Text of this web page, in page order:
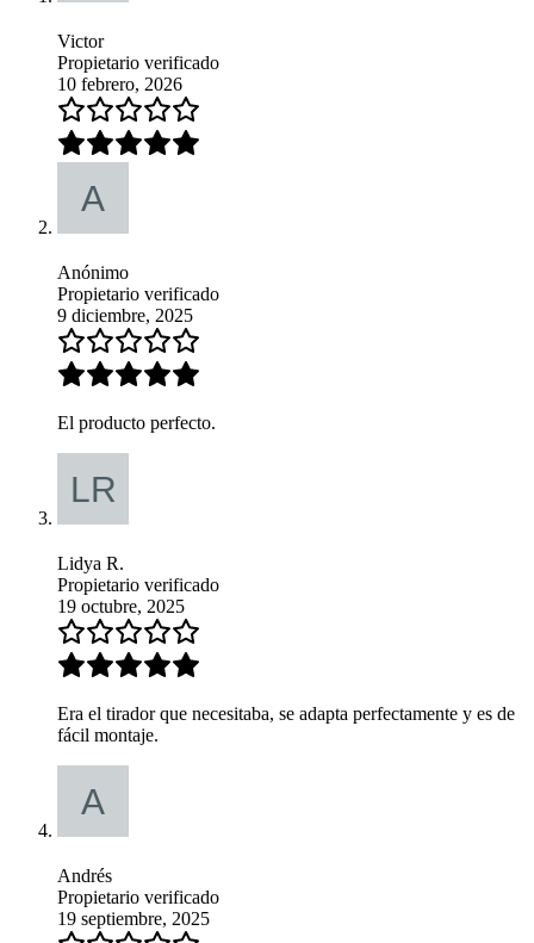
Victor
Propietario verificado
10 febrero, 2026
Anónimo
Propietario verificado
9 diciembre, 2025
El producto perfecto.
Lidya R.
Propietario verificado
19 octubre, 2025
Era el tirador que necesitaba, se adapta perfectamente y es de
fácil montaje.
Andrés
Propietario verificado
19 septiembre, 2025